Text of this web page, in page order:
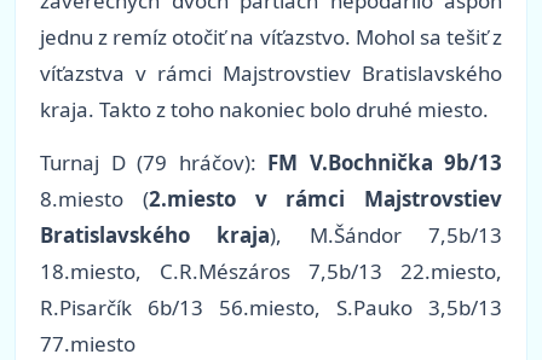
jednu z remíz otočiť na víťazstvo. Mohol sa tešiť z
víťazstva v rámci Majstrovstiev Bratislavského
kraja. Takto z toho nakoniec bolo druhé miesto.
Turnaj D (79 hráčov): FM V.Bochnička 9b/13
8.miesto (2.miesto v rámci Majstrovstiev
Bratislavského kraja), M.Šándor 7,5b/13
18.miesto, C.R.Mészáros 7,5b/13 22.miesto,
R.Pisarčík 6b/13 56.miesto, S.Pauko 3,5b/13
77.miesto